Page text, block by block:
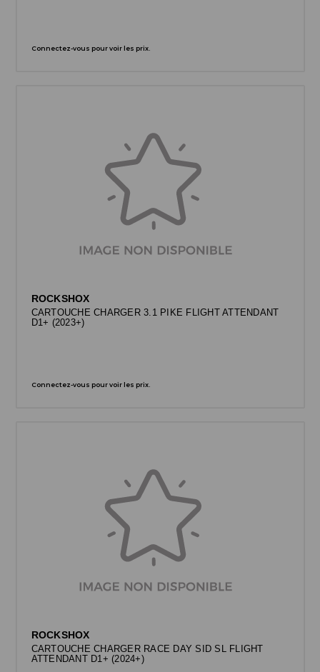
Connectez-vous pour voir les prix.
ROCKSHOX
CARTOUCHE CHARGER 3.1 PIKE FLIGHT ATTENDANT
D1+ (2023+)
Connectez-vous pour voir les prix.
ROCKSHOX
CARTOUCHE CHARGER RACE DAY SID SL FLIGHT
ATTENDANT D1+ (2024+)